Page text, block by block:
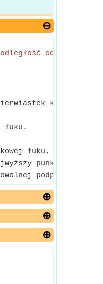
od podpory
łuku.
łuku.
punkt łuku
podpory łuku